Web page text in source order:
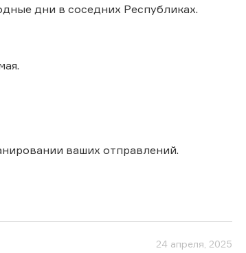
дни в соседних Республиках.
ваших отправлений.
24 апреля, 2025